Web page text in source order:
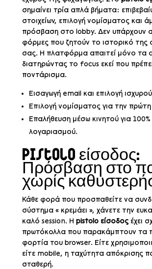
σημαίνει τρία απλά βήματα:
στοιχείων, επιλογή νομίσματος και
πρόσβαση στο lobby. Δεν υπάρχουν
φόρμες που ζητούν το ιστορικό της
σας. Η πλατφόρμα απαιτεί μόνο τα
διατηρώντας το focus εκεί που
ποντάρισμα.
Εισαγωγή email και επιλογή
Επιλογή νομίσματος για την
Επαλήθευση μέσω κινητού για
λογαριασμού.
Pistolo είσοδος:
Πρόσβαση στο
χωρίς
Κάθε φορά που προσπαθείτε να
σύστημα « κρεμάει », χάνετε την
καλό session. Η pistolo είσοδοςέχει
πρωτόκολλα που παρακάμπτουν τα
φορτία του browser. Είτε
είτε mobile, η ταχύτητα απόκρισης
σταθερή.